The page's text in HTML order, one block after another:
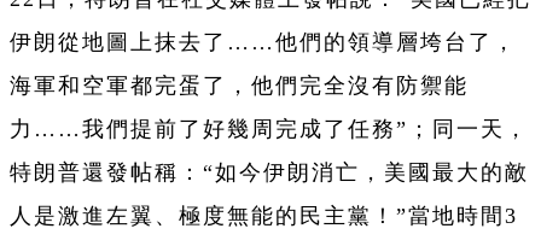
伊朗從地圖上抹去了……他們的領導層垮台了，
海軍和空軍都完蛋了，他們完全沒有防禦能
力……我們提前了好幾周完成了任務”；同一天，
特朗普還發帖稱：“如今伊朗消亡，美國最大的敵
人是激進左翼、極度無能的民主黨！”當地時間3